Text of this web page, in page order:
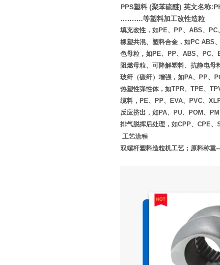
PPS塑料 (聚苯硫醚) 英文名称
……….等塑料加工改性造粒
填充改性，如PE、PP、ABS、
橡塑共混、塑料合金，如PC ABS
色母粒，如PE、PP、ABS、PC、
阻燃母粒、可降解塑料、抗静电母
玻纤（碳纤）增强，如PA、PP、
热塑性弹性体，如TPR、TPE、
缆料，PE、PP、EVA、PVC、
反应挤出，如PA、PU、POM、
排气脱挥后处理，如CPP、CPE
工艺流程
双螺杆塑料造粒机工艺；原料称重